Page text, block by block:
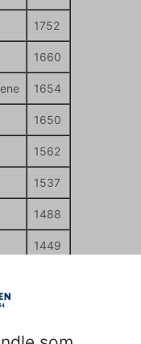
1752
1660
1654
1650
1562
1537
1488
1449